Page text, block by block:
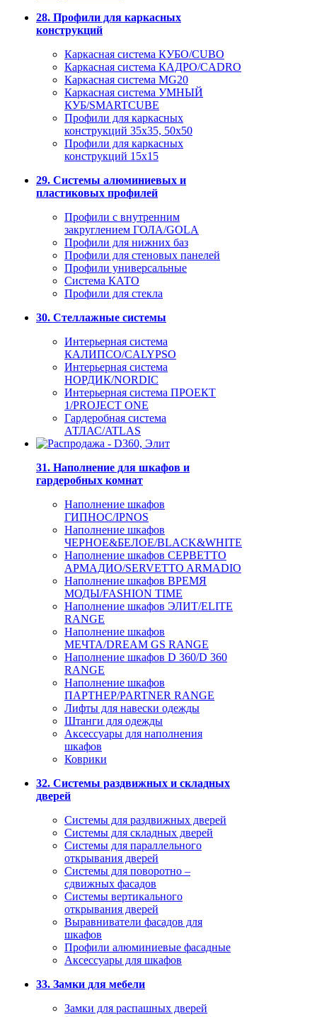
28. Профили для каркасных
конструкций
Каркасная система КУБО/CUBO
Каркасная система КАДРО/CADRO
Каркасная система MG20
Каркасная система УМНЫЙ
КУБ/SMARTCUBE
Профили для каркасных
конструкций 35x35, 50x50
Профили для каркасных
конструкций 15х15
29. Системы алюминиевых и
пластиковых профилей
Профили с внутренним
закруглением ГОЛА/GOLA
Профили для нижних баз
Профили для стеновых панелей
Профили универсальные
Система КАТО
Профили для стекла
30. Стеллажные системы
Интерьерная система
КАЛИПСО/CALYPSO
Интерьерная система
НОРДИК/NORDIC
Интерьерная система ПРОЕКТ
1/PROJECT ONE
Гардеробная система
АТЛАС/ATLAS
31. Наполнение для шкафов и
гардеробных комнат
Наполнение шкафов
ГИПНОС/IPNOS
Наполнение шкафов
ЧЕРНОЕ&БЕЛОЕ/BLACK&WHITE
Наполнение шкафов СЕРВЕТТО
АРМАДИО/SERVETTO ARMADIO
Наполнение шкафов ВРЕМЯ
МОДЫ/FASHION TIME
Наполнение шкафов ЭЛИТ/ELITE
RANGE
Наполнение шкафов
МЕЧТА/DREAM GS RANGE
Наполнение шкафов D 360/D 360
RANGE
Наполнение шкафов
ПАРТНЕР/PARTNER RANGE
Лифты для навески одежды
Штанги для одежды
Аксессуары для наполнения
шкафов
Коврики
32. Системы раздвижных и складных
дверей
Системы для раздвижных дверей
Системы для складных дверей
Системы для параллельного
открывания дверей
Системы для поворотно –
сдвижных фасадов
Системы вертикального
открывания дверей
Выравниватели фасадов для
шкафов
Профили алюминиевые фасадные
Аксессуары для шкафов
33. Замки для мебели
Замки для распашных дверей